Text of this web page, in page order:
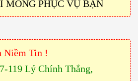
MONG PHỤC VỤ BẠN
Niềm Tin !
119 Lý Chính Thắng,